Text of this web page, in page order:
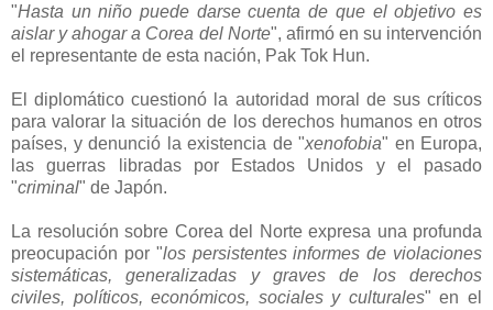
"Hasta un niño puede darse cuenta de que el objetivo es
aislar y ahogar a Corea del Norte", afirmó en su intervención
el representante de esta nación, Pak Tok Hun.
El diplomático cuestionó la autoridad moral de sus críticos
para valorar la situación de los derechos humanos en otros
países, y denunció la existencia de "xenofobia" en Europa,
las guerras libradas por Estados Unidos y el pasado
"criminal" de Japón.
La resolución sobre Corea del Norte expresa una profunda
preocupación por "los persistentes informes de violaciones
sistemáticas, generalizadas y graves de los derechos
civiles, políticos, económicos, sociales y culturales" en el